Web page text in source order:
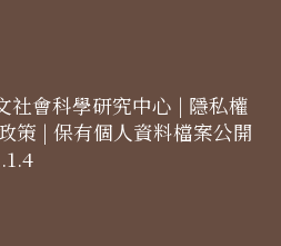
社會科學研究中心 | 隱私權
策 | 保有個人資料檔案公開